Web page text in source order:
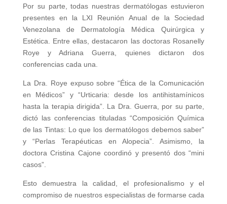
Por su parte, todas nuestras dermatólogas estuvieron
presentes en la LXI Reunión Anual de la Sociedad
Venezolana de Dermatología Médica Quirúrgica y
Estética. Entre ellas, destacaron las doctoras Rosanelly
Roye y Adriana Guerra, quienes dictaron dos
conferencias cada una.
La Dra. Roye expuso sobre “Ética de la Comunicación
en Médicos” y “Urticaria: desde los antihistamínicos
hasta la terapia dirigida”. La Dra. Guerra, por su parte,
dictó las conferencias tituladas “Composición Química
de las Tintas: Lo que los dermatólogos debemos saber”
y “Perlas Terapéuticas en Alopecia”. Asimismo, la
doctora Cristina Cajone coordinó y presentó dos “mini
casos”.
Esto demuestra la calidad, el profesionalismo y el
compromiso de nuestros especialistas de formarse cada